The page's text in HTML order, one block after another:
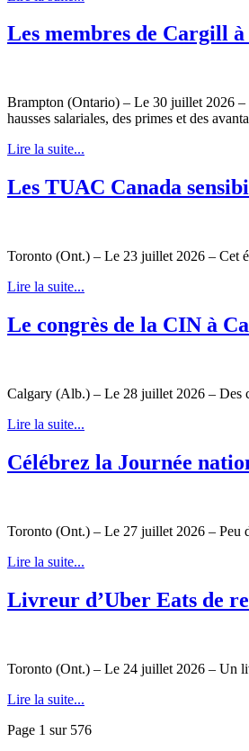
Les membres de Cargill
Brampton (Ontario) – Le 30 juillet 2026
hausses salariales, des primes et des
Lire la suite...
Les TUAC Canada
Toronto (Ont.) – Le 23 juillet 2026 – Cet
Lire la suite...
Le congrès de la CIN à
Calgary (Alb.) – Le 28 juillet 2026 – Des
Lire la suite...
Célébrez la Journée
Toronto (Ont.) – Le 27 juillet 2026 – Peu
Lire la suite...
Livreur d’Uber Eats de
Toronto (Ont.) – Le 24 juillet 2026 – Un
Lire la suite...
Page 1 sur 576